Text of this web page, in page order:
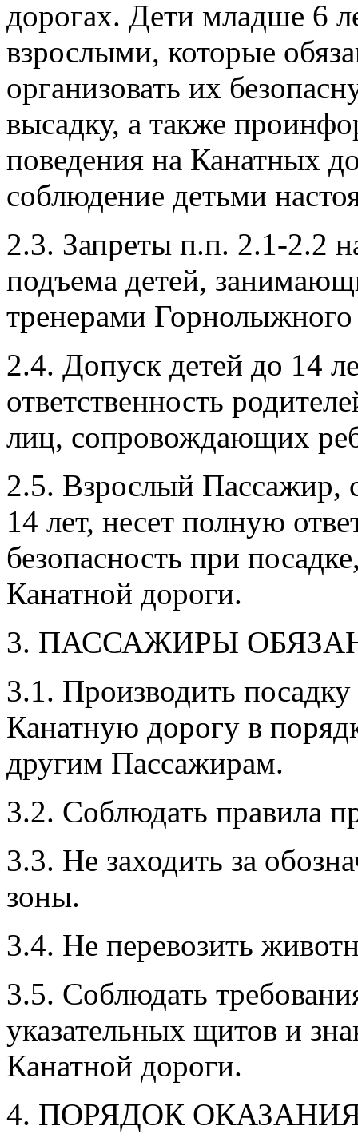
дорогах. Дети младше 6
взрослыми, которые
организовать их
высадку, а также
поведения на Канатных
соблюдение детьми
2.3. Запреты п.п. 2.1-2.2
подъема детей,
тренерами Горнолыжного
2.4. Допуск детей до 14
ответственность
лиц, сопровождающих
2.5. Взрослый Пассажир,
14 лет, несет полную
безопасность при
Канатной дороги.
3. ПАССАЖИРЫ
3.1. Производить
Канатную дорогу в
другим Пассажирам.
3.2. Соблюдать правила
3.3. Не заходить за
зоны.
3.4. Не перевозить
3.5. Соблюдать
указательных щитов и
Канатной дороги.
4. ПОРЯДОК